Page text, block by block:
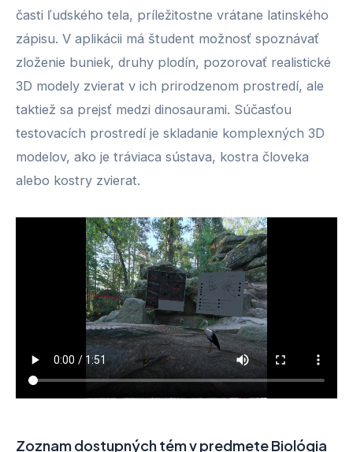
časti ľudského tela, príležitostne vrátane latinského
zápisu. V aplikácii má študent možnosť spoznávať
zloženie buniek, druhy plodín, pozorovať realistické
3D modely zvierat v ich prirodzenom prostredí, ale
taktiež sa prejsť medzi dinosaurami. Súčasťou
testovacích prostredí je skladanie komplexných 3D
modelov, ako je tráviaca sústava, kostra človeka
alebo kostry zvierat.
Zoznam dostupných tém v predmete Biológia